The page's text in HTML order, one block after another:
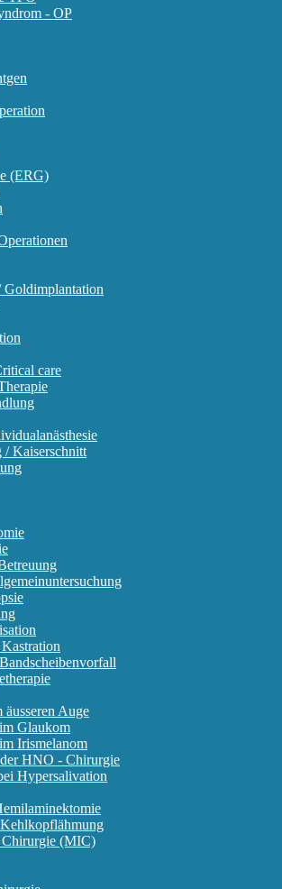
- OP
(ERG)
care
/ Kaiserschnitt
äusseren Auge
Glaukom
Irismelanom
HNO - Chirurgie
Hypersalivation
(MIC)